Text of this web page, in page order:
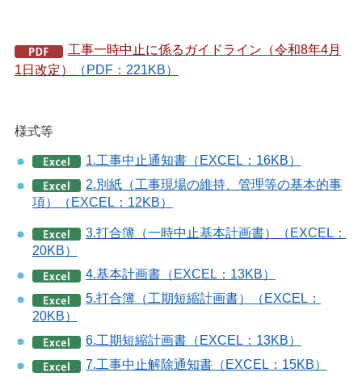
工事一時中止に係るガイドライン（令和8年4月
1日改定）
（PDF：221KB）
様式等
1.工事中止通知書（EXCEL：16KB）
2.別紙（工事現場の維持、管理等の基本的事
項）（EXCEL：12KB）
3.打合簿（一時中止基本計画書）（EXCEL：
20KB）
4.基本計画書（EXCEL：13KB）
5.打合簿（工期短縮計画書）（EXCEL：
20KB）
6.工期短縮計画書（EXCEL：13KB）
7.工事中止解除通知書（EXCEL：15KB）